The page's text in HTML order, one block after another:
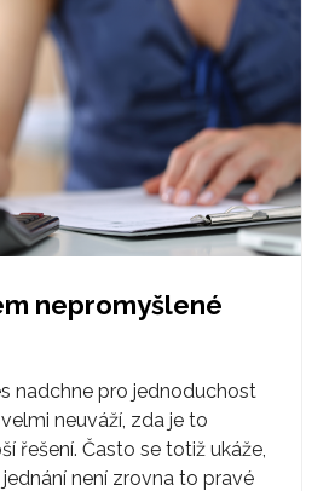
nepromyšlené
nadchne pro jednoduchost
neuváží, zda je to
řešení. Často se totiž ukáže,
není zrovna to pravé